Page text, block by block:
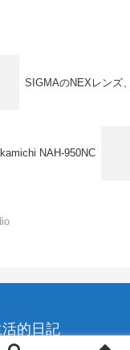
SIGMAのNEXレンズ
NAH-950NC
的日記